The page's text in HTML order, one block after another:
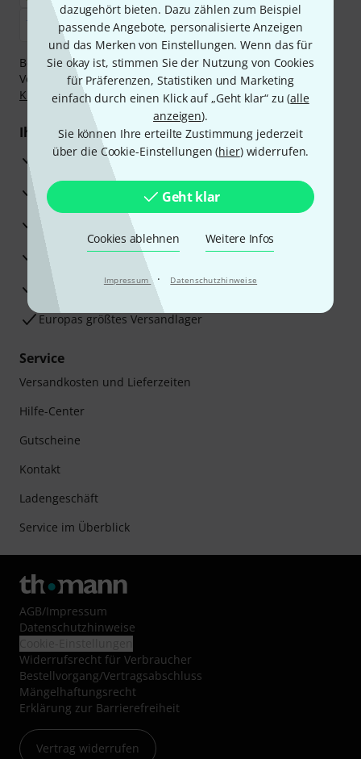
dazugehört bieten. Dazu zählen zum Beispiel
passende Angebote, personalisierte Anzeigen
und das Merken von Einstellungen. Wenn das für
Sie okay ist, stimmen Sie der Nutzung von Cookies
für Präferenzen, Statistiken und Marketing
einfach durch einen Klick auf „Geht klar“ zu (alle
anzeigen).
Sie können Ihre erteilte Zustimmung jederzeit
über die Cookie-Einstellungen (hier) widerrufen.
Geht klar
Cookies ablehnen Weitere Infos
Impressum · Datenschutzhinweise
Bezahlen Sie vertraulich und sicher per Nachnahme,
Vorkasse, PayPal, Amazon Pay,Klarna Sofort bezahlen
Klarna Ratenzahlungoder Kreditkarte.
Ihre Vorteile
3 Jahre Thomann Garantie
30 Tage Money-Back-Garantie
Reparaturservice
Beratung durch Fachexperten
Zufriedenheitsgarantie
Europas größtes Versandlager
Service
Versandkosten und Lieferzeiten
Hilfe-Center
Gutscheine
Kontakt
Ladengeschäft
Service im Überblick
AGB/Impressum
Datenschutzhinweise
Widerrufsrecht für Verbraucher
Bestellvorgang/Vertragsabschluss
Mängelhaftungsrecht
Erklärung zur Barrierefreiheit
Vertrag widerrufen